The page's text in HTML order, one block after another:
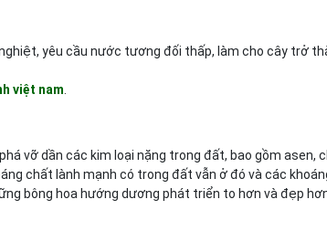
yêu cầu nước tương đối thấp, làm cho cây trở
việt nam
vỡ dần các kim loại nặng trong đất, bao gồm asen,
chất lành mạnh có trong đất vẫn ở đó và các
bông hoa hướng dương phát triển to hơn và đẹp